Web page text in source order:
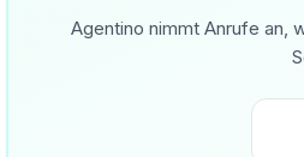
Agentino nimmt Anrufe an,